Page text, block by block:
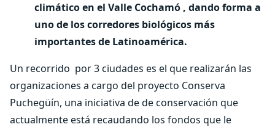
climático en el Valle Cochamó , dando forma a
uno de los corredores biológicos más
importantes de Latinoamérica.
Un recorrido por 3 ciudades es el que realizarán las
organizaciones a cargo del proyecto Conserva
Puchegüín, una iniciativa de de conservación que
actualmente está recaudando los fondos que le